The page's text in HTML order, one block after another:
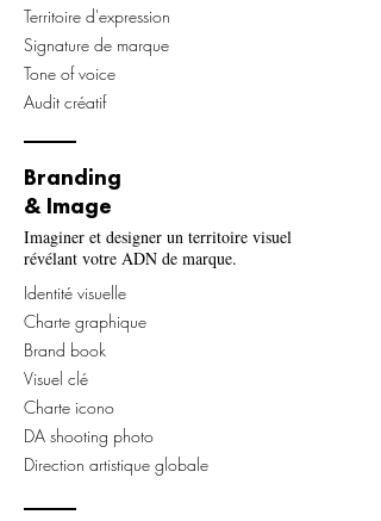
Territoire d'expression
Signature de marque
Tone of voice
Audit créatif
Branding
& Image
Imaginer et designer un territoire visuel
révélant votre ADN de marque.
Identité visuelle
Charte graphique
Brand book
Visuel clé
Charte icono
DA shooting photo
Direction artistique globale